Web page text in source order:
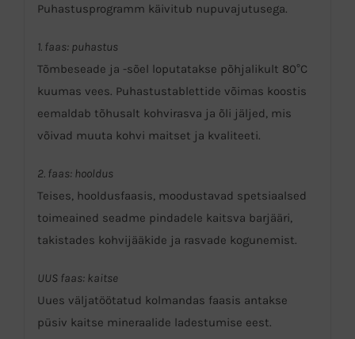
Puhastusprogramm käivitub nupuvajutusega.
1. faas: puhastus
Tõmbeseade ja -sõel loputatakse põhjalikult 80°C
kuumas vees. Puhastustablettide võimas koostis
eemaldab tõhusalt kohvirasva ja õli jäljed, mis
võivad muuta kohvi maitset ja kvaliteeti.
2. faas: hooldus
Teises, hooldusfaasis, moodustavad spetsiaalsed
toimeained seadme pindadele kaitsva barjääri,
takistades kohvijääkide ja rasvade kogunemist.
UUS faas: kaitse
Uues väljatöötatud kolmandas faasis antakse
püsiv kaitse mineraalide ladestumise eest.